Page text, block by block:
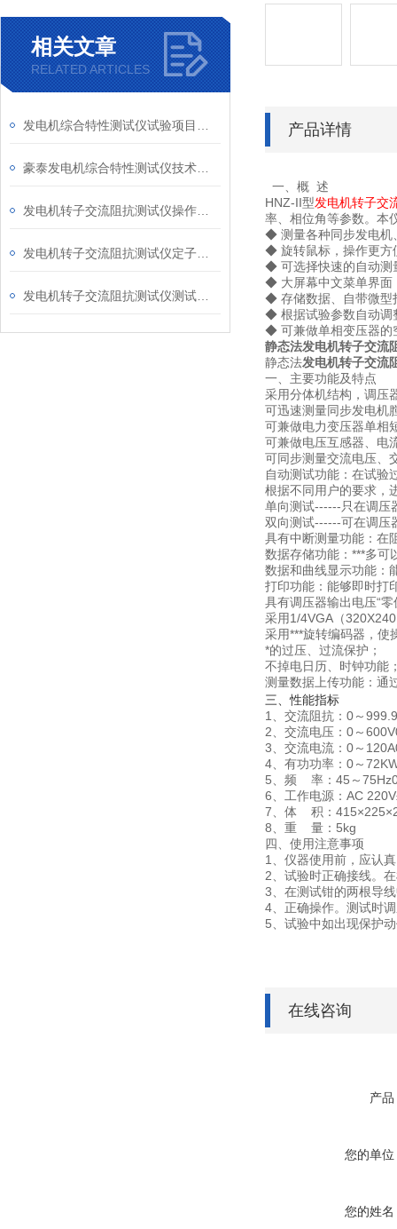
相关文章
RELATED ARTICLES
产品详情
一、概 述
HNZ-II型发电机转子交
率、相位角等参数。本
◆ 测量各种同步发电机
◆ 旋转鼠标，操作更方
◆ 可选择快速的自动测
◆ 大屏幕中文菜单界面
◆ 存储数据、自带微型
◆ 根据试验参数自动调
◆ 可兼做单相变压器的
静态法发电机转子交流
静态法发电机转子交流
一、主要功能及特点
采用分体机结构，调压
可迅速测量同步发电机
可兼做电力变压器单相
可兼做电压互感器、电
可同步测量交流电压、
自动测试功能：在试验
根据不同用户的要求，
单向测试------只在调压
双向测试------可在调压
具有中断测量功能：在
数据存储功能：***多可
数据和曲线显示功能：
打印功能：能够即时打
具有调压器输出电压“
采用1/4VGA（
采用***旋转编码器，使
*的过压、过流保护；
不掉电日历、时钟功能
测量数据上传功能：通
三、性能指标
1、交流阻抗：0～
2、交流电压：0～600V
3、交流电流：0～120A
4、有功功率：0～
5、频 率：45～75Hz
6、工作电源：AC
7、体 积：
8、重 量：5kg
四、使用注意事项
1、仪器使用前，应认
2、试验时正确接线。
3、在测试钳的两根导
4、正确操作。测试时
5、试验中如出现保护
在线咨询
产品
您的单位
您的姓名